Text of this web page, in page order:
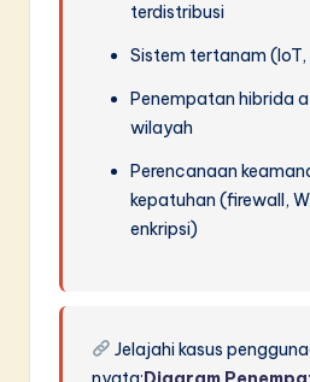
terdistribusi
Sistem tertanam
Penempatan hibrida
wilayah
Perencanaan
kepatuhan (firewall,
enkripsi)
Jelajahi kasus